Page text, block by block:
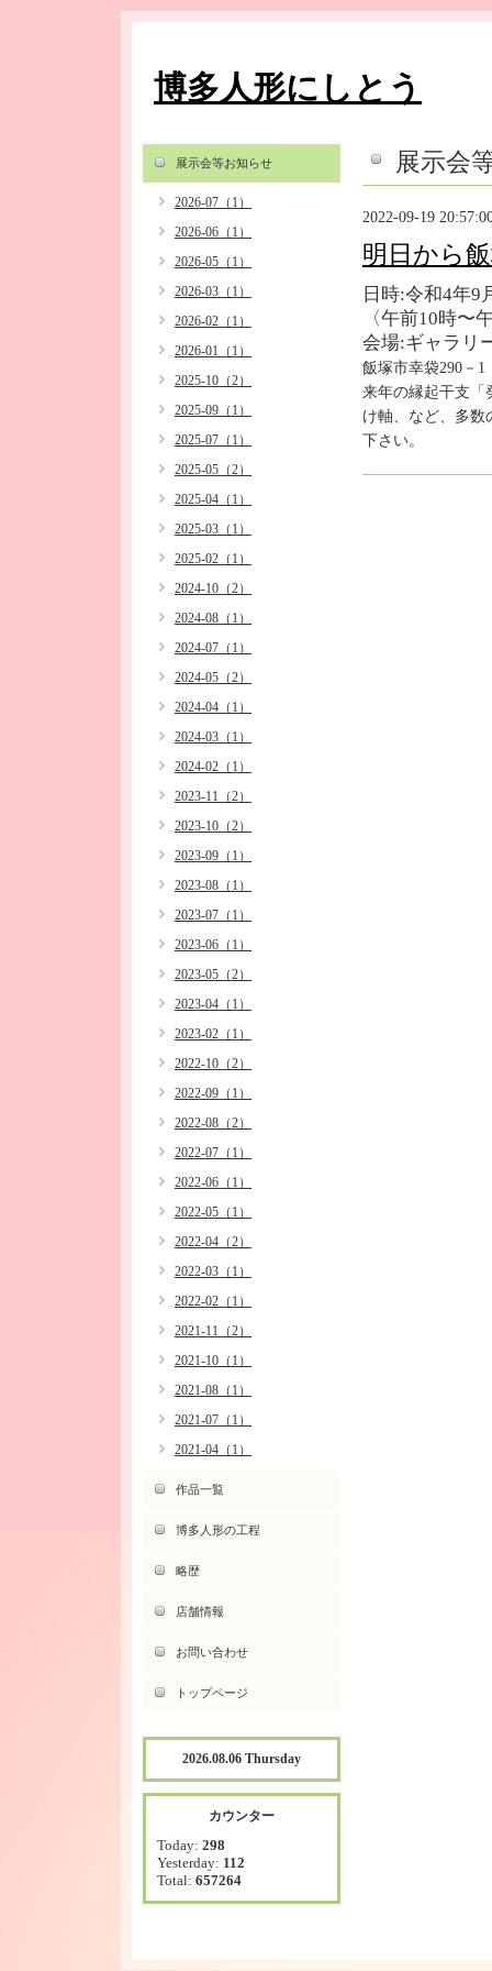
博多人形にしとう
展示会
2022-09-19
明日から
日時:令和4年9
〈午前10時〜
会場:ギャラリ
飯塚市幸袋290－
来年の縁起干支「
け軸、 など、多数
下さい。
展示会等お知らせ
2026-07（1）
2026-06（1）
2026-05（1）
2026-03（1）
2026-02（1）
2026-01（1）
2025-10（2）
2025-09（1）
2025-07（1）
2025-05（2）
2025-04（1）
2025-03（1）
2025-02（1）
2024-10（2）
2024-08（1）
2024-07（1）
2024-05（2）
2024-04（1）
2024-03（1）
2024-02（1）
2023-11（2）
2023-10（2）
2023-09（1）
2023-08（1）
2023-07（1）
2023-06（1）
2023-05（2）
2023-04（1）
2023-02（1）
2022-10（2）
2022-09（1）
2022-08（2）
2022-07（1）
2022-06（1）
2022-05（1）
2022-04（2）
2022-03（1）
2022-02（1）
2021-11（2）
2021-10（1）
2021-08（1）
2021-07（1）
2021-04（1）
作品一覧
博多人形の工程
略歴
店舗情報
お問い合わせ
トップページ
2026.08.06 Thursday
カウンター
Today: 298
Yesterday: 112
Total: 657264